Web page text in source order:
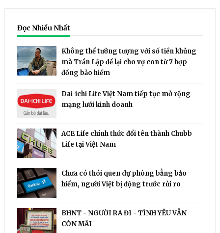
Đọc Nhiều Nhất
Không thể tưởng tượng với số tiền khủng
mà Trần Lập để lại cho vợ con từ 7 hợp
đồng bảo hiểm
Dai-ichi Life Việt Nam tiếp tục mở rộng
mạng lưới kinh doanh
ACE Life chính thức đổi tên thành Chubb
Life tại Việt Nam
Chưa có thói quen dự phòng bằng bảo
hiểm, người Việt bị động trước rủi ro
BHNT - NGƯỜI RA ĐI - TÌNH YÊU VẪN
CÒN MÃI